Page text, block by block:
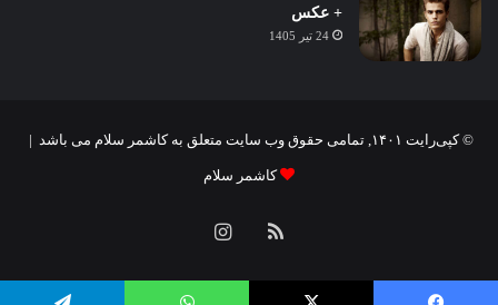
+ عکس
24 تیر 1405
© کپی‌رایت ۱۴۰۱, تمامی حقوق وب سایت متعلق به کاشمر سلام می باشد |
کاشمر سلام
خوراکاینستاگرام